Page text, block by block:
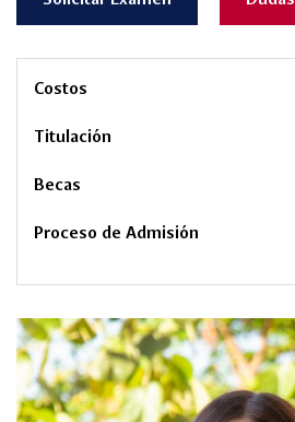
Costos
Titulación
Becas
Proceso de Admisión